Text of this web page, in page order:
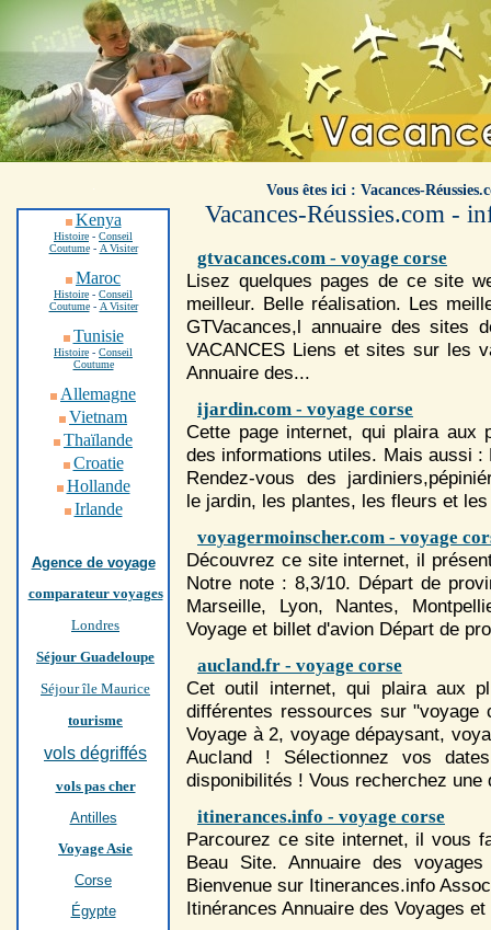
.
Kenya
Histoire - Conseil
Coutume - A Visiter
Maroc
Histoire - Conseil
Coutume- A Visiter
Tunisie
Histoire - Conseil
Coutume
Allemagne
Vietnam
Thaïlande
Croatie
Hollande
Irlande
Agence de voyage
comparateur voyages
Londres
Séjour Guadeloupe
Séjour île Maurice
tourisme
vols dégriffés
vols pas cher
Antilles
Voyage Asie
Corse
Égypte
Vous êtes ici : Vacances-
Vacances-Réussies.com -
gtvacances.com - voyage corse
Lisez quelques pages de ce site
meilleur. Belle réalisation. Les
GTVacances,l annuaire des sites
VACANCES Liens et sites sur les
Annuaire des...
ijardin.com - voyage corse
Cette page internet, qui plaira aux
des informations utiles. Mais aussi
Rendez-vous des
le jardin, les plantes, les fleurs et
voyagermoinscher.com - voyage
Découvrez ce site internet, il
Notre note : 8,3/10. Départ de
Marseille, Lyon, Nantes,
Voyage et billet d'avion Départ de
aucland.fr - voyage corse
Cet outil internet, qui plaira aux
différentes ressources sur "voyage
Voyage à 2, voyagedépaysant,
Aucland ! Sélectionnez vos
disponibilités ! Vous recherchez une
itinerances.info - voyage corse
Parcourez ce site internet, il vous
Beau Site. Annuaire des voyages
Bienvenue sur Itinerances.info
Itinérances Annuaire des Voyages et